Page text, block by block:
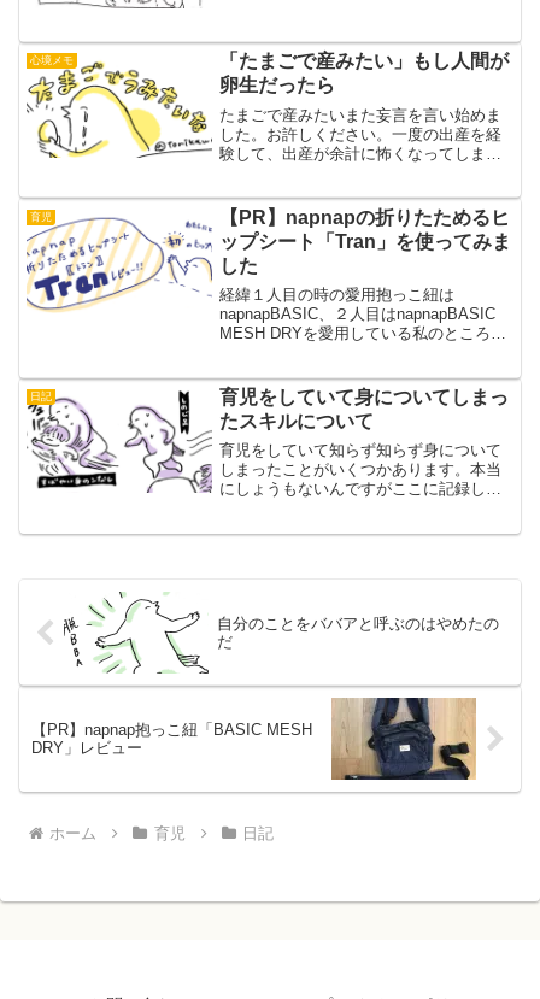
心境メモ
「たまごで産みたい」もし人間が
卵生だったら
たまごで産みたいまた妄言を言い始めま
した。お許しください。一度の出産を経
験して、出産が余計に怖くなってしまっ
たらいいのに…と思ってしまいます。あ
る程度小さいサイズのたま...
育児
【PR】napnapの折りたためるヒ
ップシート「Tran」を使ってみま
した
経緯１人目の時の愛用抱っこ紐は
napnapBASIC、２人目はnapnapBASIC
MESH DRYを愛用している私のところに
か」ヒップシート！あのnapnapさんが
ヒ...
日記
育児をしていて身についてしまっ
たスキルについて
育児をしていて知らず知らず身について
しまったことがいくつかあります。本当
にしょうもないんですがここに記録しま
自分のことをババアと呼ぶのはやめたの
だ
【PR】napnap抱っこ紐「BASIC MESH
DRY」レビュー
ホーム 育児 日記